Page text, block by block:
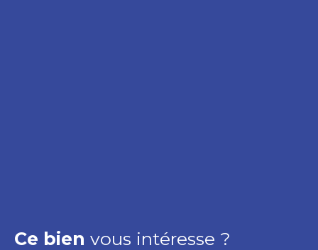
Ce bien vous intéresse ?